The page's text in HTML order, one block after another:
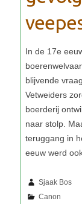
Sjaak Bos